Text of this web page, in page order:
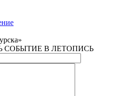
СОБЫТИЕ В ЛЕТОПИСЬ